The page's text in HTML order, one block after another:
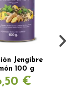
Jengibre
100 g
€